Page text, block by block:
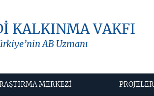
KALKINMA VAKFI
AB Uzmanı
MERKEZİ PROJELER